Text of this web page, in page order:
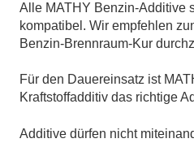
Alle MATHY Benzin-Additive
kompatibel. Wir empfehlen
Benzin-Brennraum-Kur
Für den Dauereinsatz ist
Kraftstoffadditiv das richtige
Additive dürfen nicht